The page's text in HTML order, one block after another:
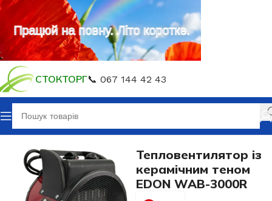
СТОКТОРГ📞 067 144 42 43
Головна Опалювальне обладнання
Тепловентилятор із
керамічним теном
EDON WAB-3000R
Працюй на повну. Літо коротке.